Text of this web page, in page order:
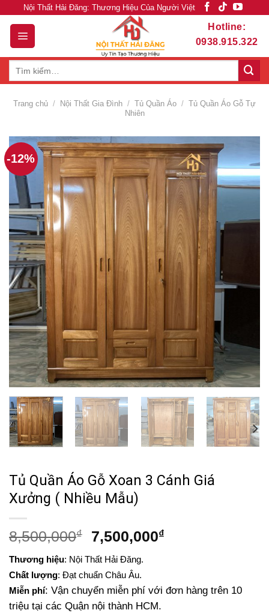
content
Nội Thất Hải Đăng: Thương Hiệu Của Người Việt
Hotline:
0938.915.322
Trang chủ / Nội Thất Gia Đình / Tủ Quần Áo / Tủ Quần Áo Gỗ Tự
Nhiên
-12%
Tủ Quần Áo Gỗ Xoan 3 Cánh Giá
Xưởng ( Nhiều Mẫu)
8,500,000₫
Giá
là:
8,500,000₫.
7,500,000₫Giá
7,500,000₫.
Thương hiệu: Nội Thất Hải Đăng.
Chất lượng: Đạt chuẩn Châu Âu.
Miễn phí: Vận chuyển miễn phí với đơn hàng trên 10
triệu tại các Quận nội thành HCM.